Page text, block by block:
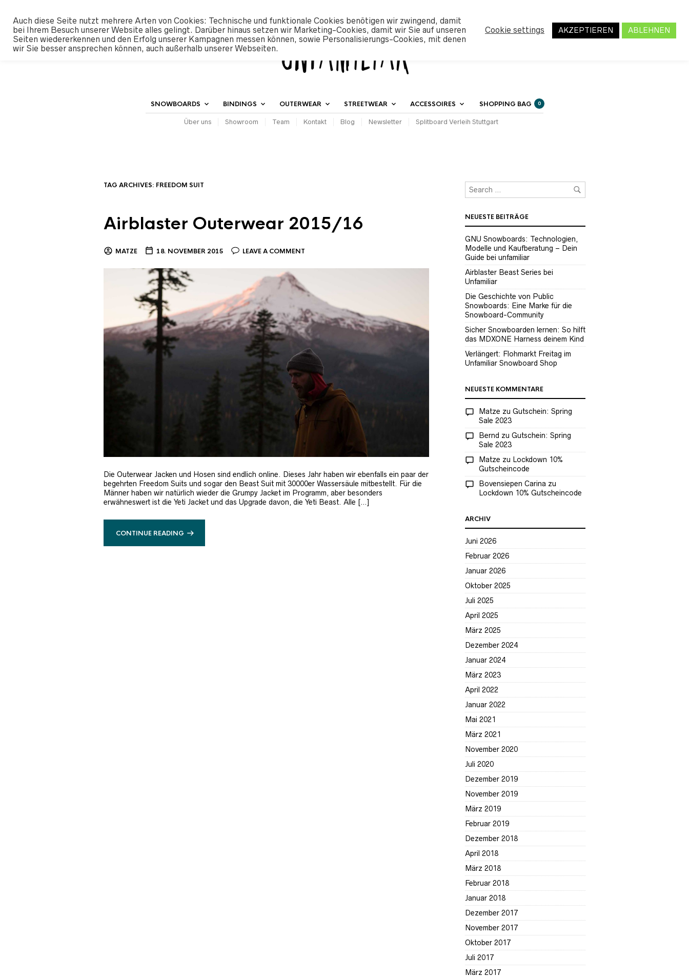
SNOWBOARDS BINDINGS OUTERWEAR STREETWEAR ACCESSOIRES SHOPPING BAG 0
Über uns Showroom Team Kontakt Blog Newsletter Splitboard Verleih Stuttgart
TAG ARCHIVES: FREEDOM SUIT
Airblaster Outerwear 2015/16
MATZE 18. NOVEMBER 2015 LEAVE A COMMENT
Die Outerwear Jacken und Hosen sind endlich online. Dieses Jahr haben wir ebenfalls ein paar der
begehrten Freedom Suits und sogar den Beast Suit mit 30000er Wassersäule mitbestellt. Für die
Männer haben wir natürlich wieder die Grumpy Jacket im Programm, aber besonders
erwähneswert ist die Yeti Jacket und das Upgrade davon, die Yeti Beast. Alle […]
CONTINUE READING
NEUESTE BEITRÄGE
GNU Snowboards: Technologien,
Modelle und Kaufberatung – Dein
Guide bei unfamiliar
Airblaster Beast Series bei
Unfamiliar
Die Geschichte von Public
Snowboards: Eine Marke für die
Snowboard-Community
Sicher Snowboarden lernen: So hilft
das MDXONE Harness deinem Kind
Verlängert: Flohmarkt Freitag im
Unfamiliar Snowboard Shop
NEUESTE KOMMENTARE
Matze zu Gutschein: Spring
Sale 2023
Bernd zu Gutschein: Spring
Sale 2023
Matze zu Lockdown 10%
Gutscheincode
Bovensiepen Carina zu
Lockdown 10% Gutscheincode
ARCHIV
Juni 2026
Februar 2026
Januar 2026
Oktober 2025
Juli 2025
April 2025
März 2025
Dezember 2024
Januar 2024
März 2023
April 2022
Januar 2022
Mai 2021
März 2021
November 2020
Juli 2020
Dezember 2019
November 2019
März 2019
Februar 2019
Dezember 2018
April 2018
März 2018
Februar 2018
Januar 2018
Dezember 2017
November 2017
Oktober 2017
Juli 2017
März 2017
Auch diese Seite nutzt mehrere Arten von Cookies: Technische und funktionale Cookies benötigen wir zwingend, damit
bei Ihrem Besuch unserer Website alles gelingt. Darüber hinaus setzen wir Marketing-Cookies, damit wir Sie auf unseren
Seiten wiedererkennen und den Erfolg unserer Kampagnen messen können, sowie Personalisierungs-Cookies, mit denen
wir Sie besser ansprechen können, auch außerhalb unserer Webseiten.
Cookie settings AKZEPTIEREN ABLEHNEN